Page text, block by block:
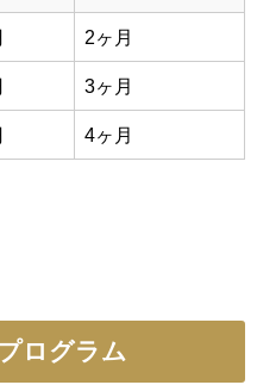
2ヶ月
3ヶ月
4ヶ月
ログラム